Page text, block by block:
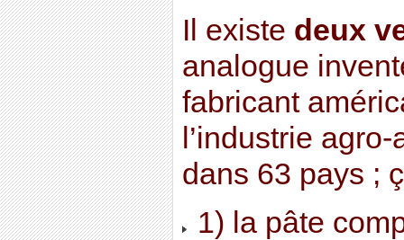
Il existe deux
analogue
fabricant
l’industrie
dans 63 pays ;
1) la pâte